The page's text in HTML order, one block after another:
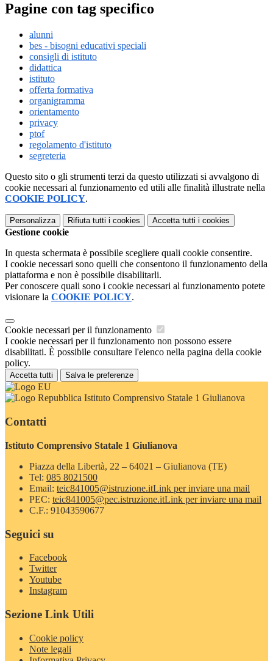
Pagine con tag specifico
alunni
bes - bisogni educativi speciali
consigli di istituto
didattica
istituto
offerta formativa
organigramma
orientamento
privacy
ptof
regolamento d'istituto
segreteria
Questo sito o gli strumenti terzi da questo utilizzati si avvalgono di
cookie necessari al funzionamento ed utili alle finalità illustrate nella
COOKIE POLICY.
Personalizza Rifiuta tutti i cookies Accetta tutti i cookies
Gestione cookie
In questa schermata è possibile scegliere quali cookie consentire.
I cookie necessari sono quelli che consentono il funzionamento della
piattaforma e non è possibile disabilitarli.
Per conoscere quali sono i cookie necessari al funzionamento potete
visionare la COOKIE POLICY.
Cookie necessari per il funzionamento
I cookie necessari per il funzionamento non possono essere
disabilitati. È possibile consultare l'elenco nella pagina della cookie
policy.
Accetta tutti Salva le preferenze
Istituto Comprensivo Statale 1 Giulianova
Contatti
Istituto Comprensivo Statale 1 Giulianova
Piazza della Libertà, 22 – 64021 – Giulianova (TE)
Tel: 085 8021500
Email: teic841005@istruzione.itLink per inviare una mail
PEC: teic841005@pec.istruzione.itLink per inviare una mail
C.F.: 91043590677
Seguici su
Facebook
Twitter
Youtube
Instagram
Sezione Link Utili
Cookie policy
Note legali